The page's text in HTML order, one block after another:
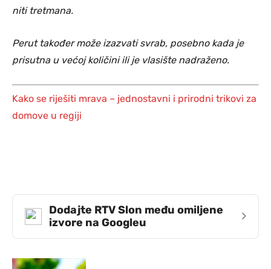
niti tretmana.
Perut također može izazvati svrab, posebno kada je
prisutna u većoj količini ili je vlasište nadraženo.
Kako se riješiti mrava – jednostavni i prirodni trikovi za
domove u regiji
Dodajte RTV Slon među omiljene
izvore na Googleu
›